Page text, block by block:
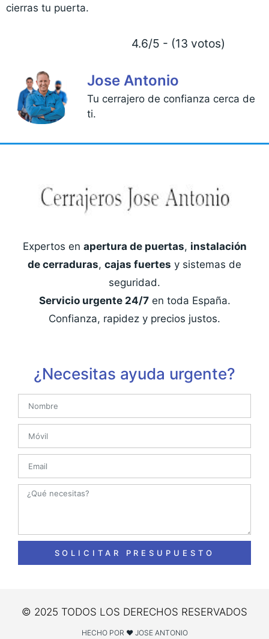
cierras tu puerta.
4.6/5 - (13 votos)
Jose Antonio
Tu cerrajero de confianza cerca de
ti.
Expertos en apertura de puertas, instalación
de cerraduras, cajas fuertes y sistemas de
seguridad.
Servicio urgente 24/7en toda España.
Confianza, rapidez y precios justos.
¿Necesitas ayuda urgente?
SOLICITAR PRESUPUESTO
© 2025 TODOS LOS DERECHOS RESERVADOS
HECHO POR ❤ JOSE ANTONIO